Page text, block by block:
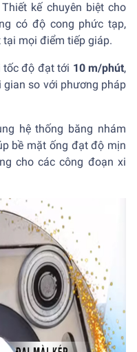
Thiết kế chuyên biệt cho
có độ cong phức tạp,
mọi điểm tiếp giáp.
tốc độ đạt tới 10 m/phút,
gian so với phương pháp
hệ thống băng nhám
bề mặt ống đạt độ mịn
cho các công đoạn xi